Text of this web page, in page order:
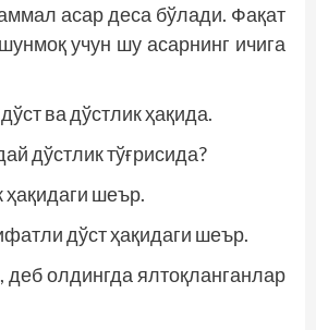
асар деса бўлади. Фақат
учун шу асарнинг ичига
ва дўстлик ҳақида.
дўстлик тўғрисида?
ҳақидаги шеър.
дўст ҳақидаги шеър.
деб олдингда ялтоқланганлар